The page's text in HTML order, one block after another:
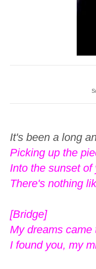
It's been a long
Picking up the
Into the sunset
There's nothing
[Bridge]
My dreams
I found you, my